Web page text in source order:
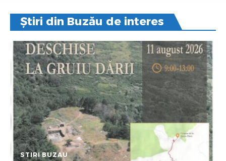
Știri din Buzău de interes
STIRI BUZAU